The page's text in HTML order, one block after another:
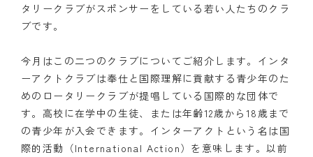
タリークラブがスポンサーをしている若い人たちのクラ
ブです。
今月はこの二つのクラブについてご紹介します。インタ
ーアクトクラブは奉仕と国際理解に貢献する青少年のた
めのロータリークラブが提唱している国際的な団体で
す。高校に在学中の生徒、または年齢12歳から18歳まで
の青少年が入会できます。インターアクトという名は国
際的活動（International Action）を意味します。以前